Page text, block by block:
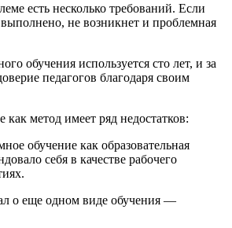
есть несколько требований. Если
не возникнет и проблемная
обучения используется сто лет, и за
педагогов благодаря своим
метод имеет ряд недостатков:
обучение как образовательная
себя в качестве рабочего
о еще одном виде обучения —